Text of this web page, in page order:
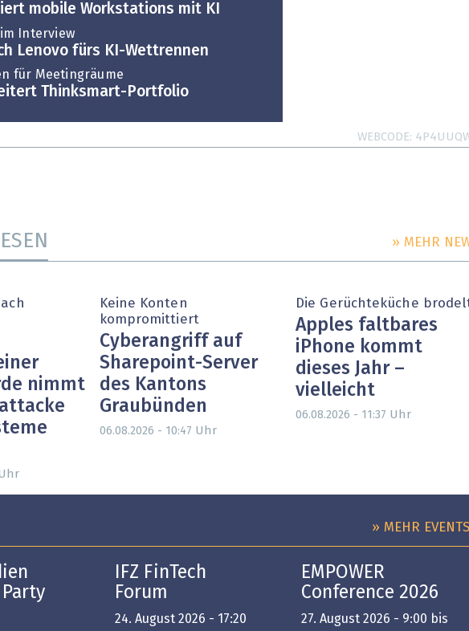
mobile Workstations mit KI
Interview
Lenovo fürs KI-Wettrennen
für Meetingräume
Thinksmart-Portfolio
WEBCODE
» MEHR
nimmt
Keine Konten
kompromittiert
Cyberangriff auf
Sharepoint-Server
des Kantons
Graubünden
06.08.2026 - 10:47 Uhr
Die Gerüchteküche
Apples faltbares
iPhone kommt
dieses Jahr –
vielleicht
06.08.2026 - 11:37 Uhr
» MEHR EVENTS
IFZ FinTech
Forum
24. August 2026 - 17:20
EMPOWER
Conference 2026
27. August 2026 - 9:00 bis